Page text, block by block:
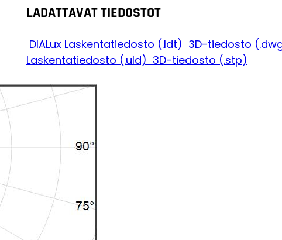
LADATTAVAT TIEDOSTOT
DIALux Laskentatiedosto (.ldt) 3D-tiedosto
Laskentatiedosto (.uld) 3D-tiedosto (.stp)